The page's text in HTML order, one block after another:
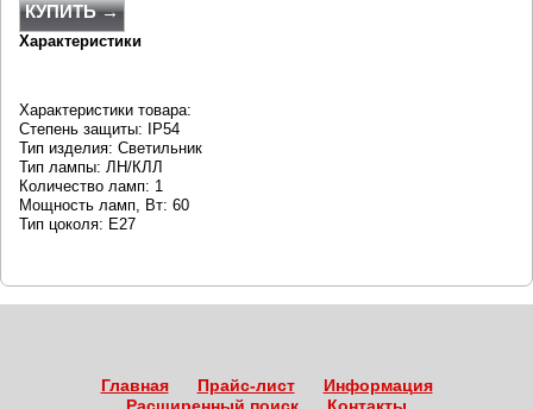
КУПИТЬ →
Характеристики
Характеристики товара:
Степень защиты: IP54
Тип изделия: Светильник
Тип лампы: ЛН/КЛЛ
Количество ламп: 1
Мощность ламп, Вт: 60
Тип цоколя: E27
Главная Прайс-лист
Информация